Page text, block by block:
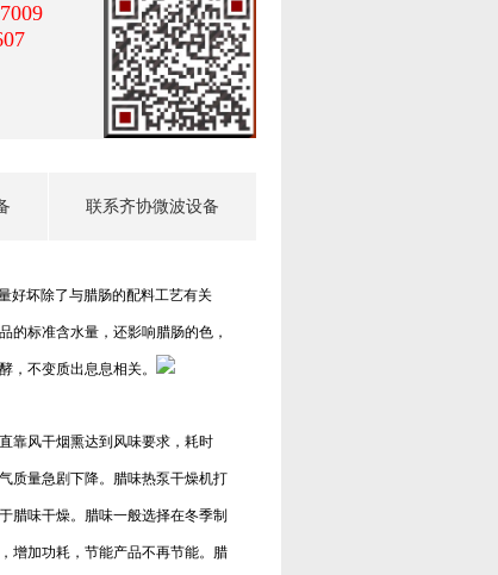
联系齐协微波设备
好坏除了与腊肠的配料工艺有关
的标准含水量，还影响腊肠的色，
，不变质出息息相关。
靠风干烟熏达到风味要求，耗时
质量急剧下降。腊味热泵干燥机打
腊味干燥。腊味一般选择在冬季制
增加功耗，节能产品不再节能。腊